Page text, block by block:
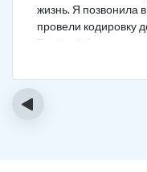
жизнь. Я позвонила
провели кодировку
Тройной блок в
Мы согласились.
работу устроился,
‹